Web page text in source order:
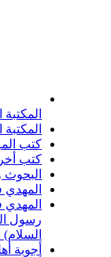
المكتبة
المكتبة
كتب
كتب
البحوث
المهدي
المهدي
رسول
السلام)
أجوبة